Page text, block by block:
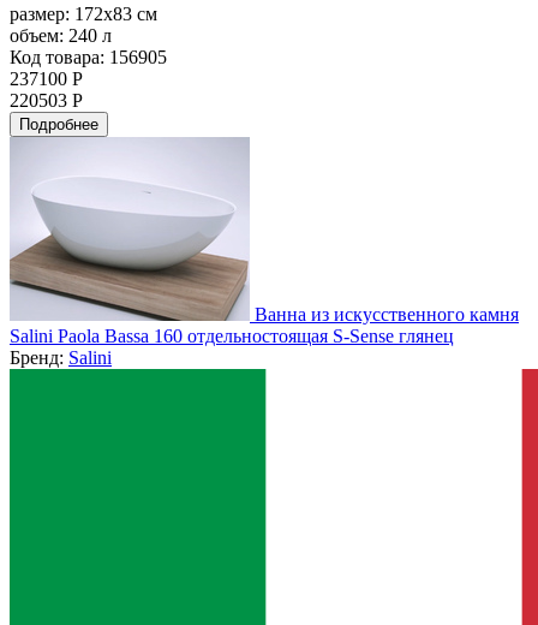
размер: 172x83 см
объем: 240 л
Код товара: 156905
237100 Р
220503 Р
Подробнее
Ванна из искусственного камня
Salini Paola Bassa 160 отдельностоящая S-Sense глянец
Бренд: Salini